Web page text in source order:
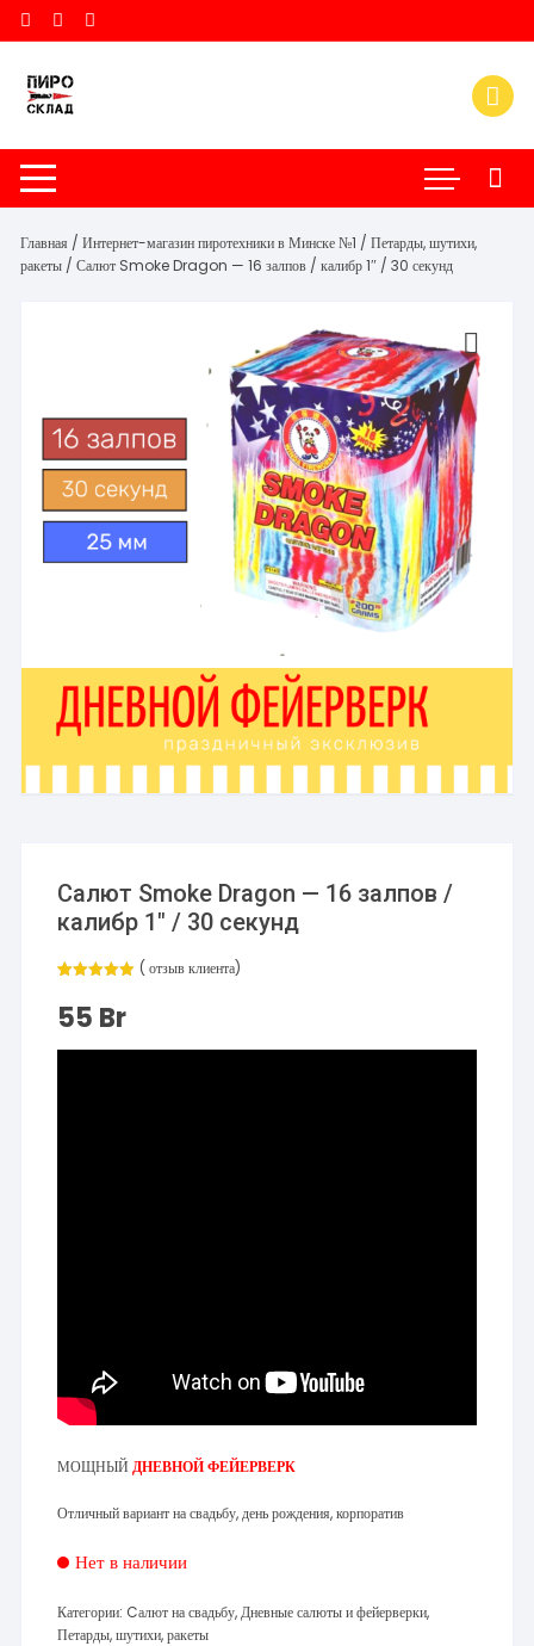
Перейти
к
содержимому
Главная /Интернет-магазин пиротехники в Минске №1 /Петарды, шутихи,
ракеты / Салют Smoke Dragon — 16 залпов / калибр 1″ / 30 секунд
Салют Smoke Dragon — 16 залпов /
калибр 1″ / 30 секунд
5.00из 5
на основе
пользовател
( отзыв клиента)
55 Br
МОЩНЫЙДНЕВНОЙ ФЕЙЕРВЕРК
Отличный вариант на свадьбу, день рождения, корпоратив
Нет в наличии
Категории: Cалют на свадьбу,Дневные салюты и фейерверки,
Петарды, шутихи, ракеты